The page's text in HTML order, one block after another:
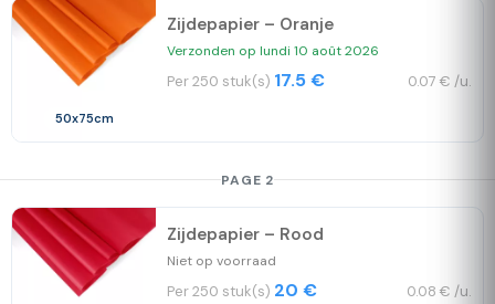
50x75cm
Zijdepapier – Oranje
Verzonden op lundi 10 août 2026
Per 250 stuk(s) 17.5 € 0.07 € /u.
PAGE 2
Zijdepapier – Rood
Niet op voorraad
Per 250 stuk(s) 20 € 0.08 € /u.